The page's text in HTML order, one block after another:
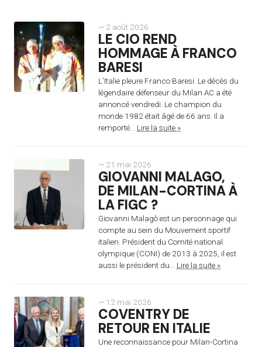
— 2 août 2026
LE CIO REND
HOMMAGE À FRANCO
BARESI
L’Italie pleure Franco Baresi. Le décès du
légendaire défenseur du Milan AC a été
annoncé vendredi. Le champion du
monde 1982 était âgé de 66 ans. Il a
remporté... Lire la suite »
— 21 mai 2026
GIOVANNI MALAGO,
DE MILAN-CORTINA À
LA FIGC ?
Giovanni Malagò est un personnage qui
compte au sein du Mouvement sportif
italien. Président du Comité national
olympique (CONI) de 2013 à 2025, il est
aussi le président du... Lire la suite »
— 12 mai 2026
COVENTRY DE
RETOUR EN ITALIE
Une reconnaissance pour Milan-Cortina